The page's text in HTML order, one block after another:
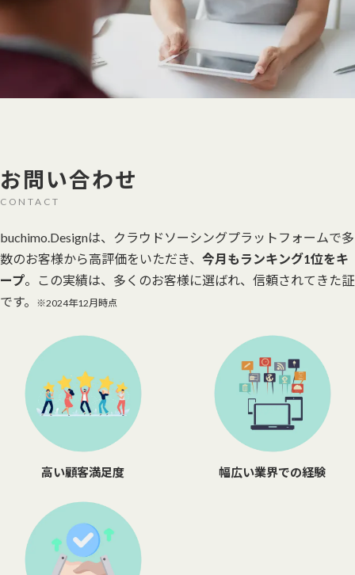
お問い合わせ
CONTACT
buchimo.Designは、クラウドソーシングプラットフォームで多
数のお客様から高評価をいただき、 今月もランキング1位をキ
ープ。この実績は、多くのお客様に選ばれ、信頼されてきた証
です。
※2024年12月時点
高い顧客満足度 幅広い業界での経験